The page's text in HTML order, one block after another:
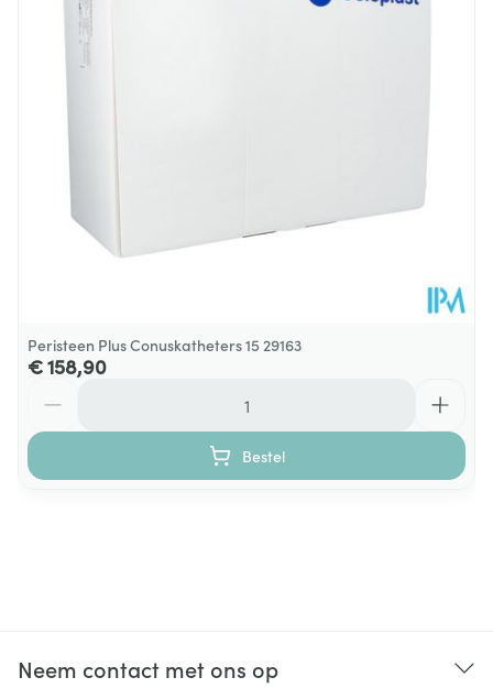
Behoud
Peristeen Plus Conuskatheters 15 29163
€ 158,90
Bestel
Neem contact met ons op